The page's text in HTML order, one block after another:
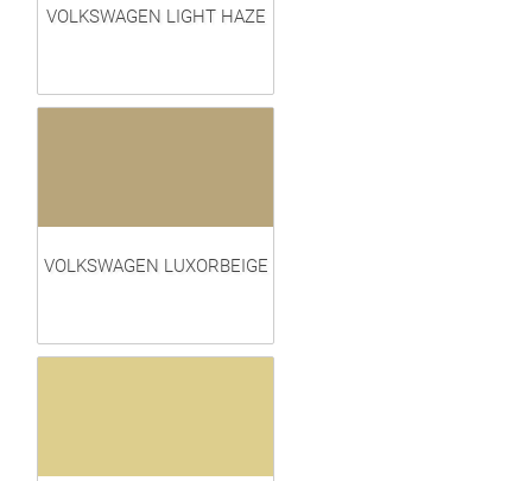
VOLKSWAGEN LIGHT HAZE
VOLKSWAGEN LUXORBEIGE